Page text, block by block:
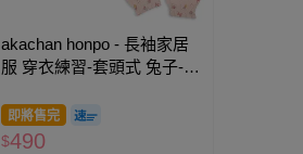
akachan honpo - 長袖家居
服 穿衣練習-套頭式 兔子-粉
即將售完
$490